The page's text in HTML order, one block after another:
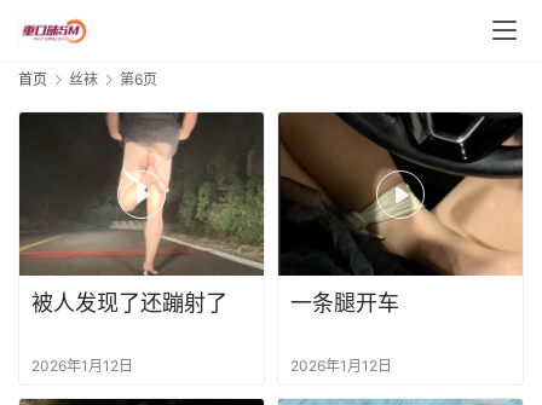
首页 丝袜 第6页
被人发现了还蹦射了
2026年1月12日
一条腿开车
2026年1月12日